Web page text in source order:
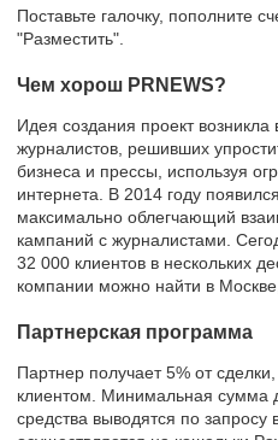
Поставьте галочку, пополните
"Разместить".
Чем хорош PRNEWS?
Идея создания проект возникла
журналистов, решивших
бизнеса и прессы, используя
интернета. В 2014 году
максимально облегчающий
кампаний с журналистами.
32 000 клиентов в нескольких
компании можно найти в
Партнерская программа
Партнер получает 5% от
клиентом. Минимальная сумма
средства выводятся по запросу